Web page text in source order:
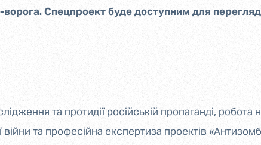
ворога. Спецпроект буде доступним для
та протидії російській пропаганді, робота
та професійна експертиза проектів